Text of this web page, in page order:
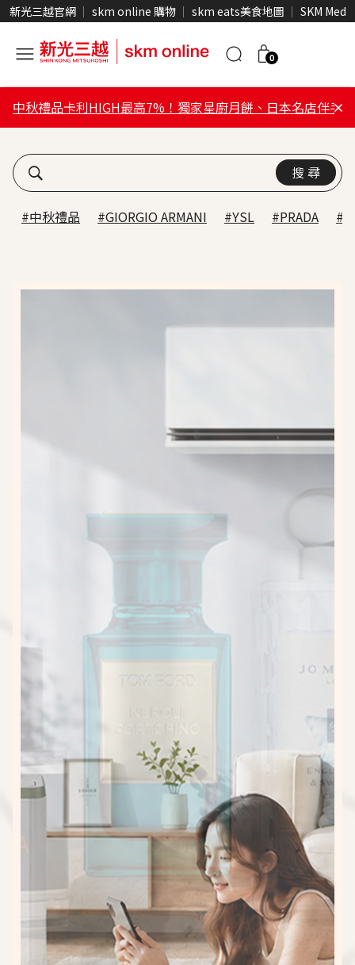
新光三越官網 skm online 購物 skm eats美食地圖 SKM Media
0
中秋禮品卡利HIGH最高7%！獨家星廚月餅、日本名店伴手
搜 尋
#中秋禮品 #GIORGIO ARMANI #YSL #PRADA